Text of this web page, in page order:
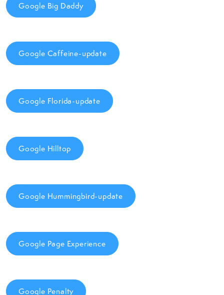
Google Big Daddy
Google Caffeine-update
Google Florida-update
Google Hilltop
Google Hummingbird-update
Google Page Experience
Google Penalty